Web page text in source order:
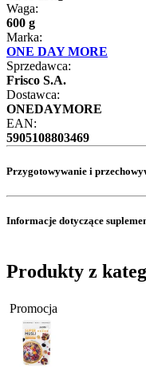
Waga:
600 g
Marka:
ONE DAY MORE
Sprzedawca:
Frisco S.A.
Dostawca:
ONEDAYMORE
EAN:
5905108803469
Przygotowywanie i
Informacje dotyczące
Produkty z
Promocja